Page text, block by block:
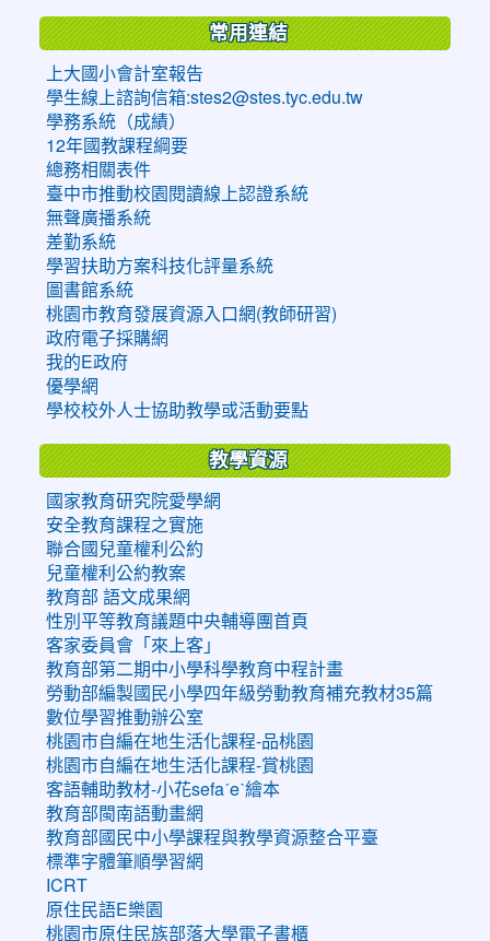
常用連結
上大國小會計室報告
學生線上諮詢信箱:stes2@stes.tyc.edu.tw
學務系統（成績）
12年國教課程綱要
總務相關表件
臺中市推動校園閱讀線上認證系統
無聲廣播系統
差勤系統
學習扶助方案科技化評量系統
圖書館系統
桃園市教育發展資源入口網(教師研習)
政府電子採購網
我的E政府
優學網
學校校外人士協助教學或活動要點
教學資源
國家教育研究院愛學網
安全教育課程之實施
聯合國兒童權利公約
兒童權利公約教案
教育部 語文成果網
性別平等教育議題中央輔導團首頁
客家委員會「來上客」
教育部第二期中小學科學教育中程計畫
勞動部編製國民小學四年級勞動教育補充教材35篇
數位學習推動辦公室
桃園市自編在地生活化課程-品桃園
桃園市自編在地生活化課程-賞桃園
客語輔助教材-小花sefaˊeˋ繪本
教育部閩南語動畫網
教育部國民中小學課程與教學資源整合平臺
標準字體筆順學習網
ICRT
原住民語E樂園
桃園市原住民族部落大學電子書櫃